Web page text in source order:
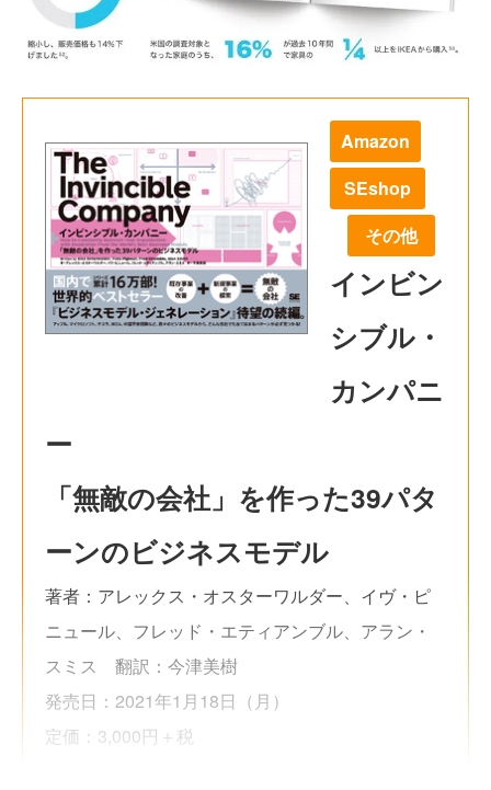
Amazon
SEshop
その他
インビン
シブル・
カンパニ
ー
「無敵の会社」を作った39パタ
ーンのビジネスモデル
著者：アレックス・オスターワルダー、イヴ・ピ
ニュール、フレッド・エティアンブル、アラン・
スミス 翻訳：今津美樹
発売日：2021年1月18日（月）
定価：3,000円＋税